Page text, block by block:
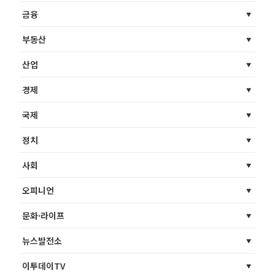
금융
부동산
산업
경제
국제
정치
사회
오피니언
문화·라이프
뉴스발전소
이투데이TV